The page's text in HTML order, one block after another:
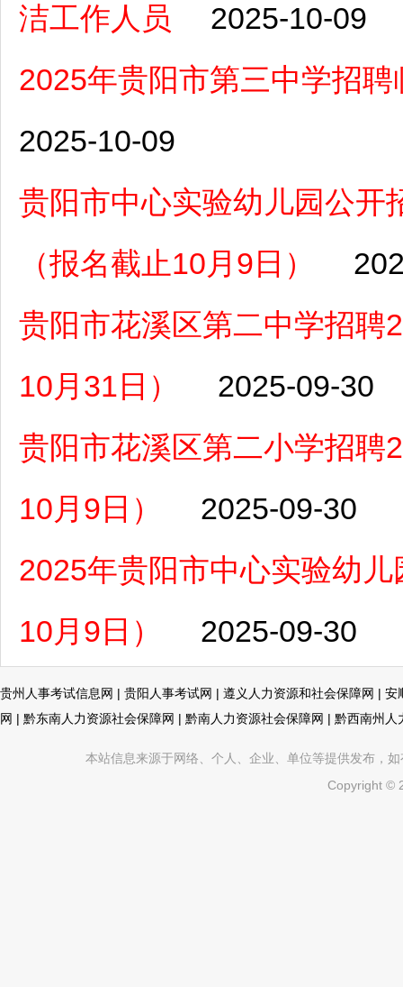
洁工作人员
2025-10-09
2025年贵阳市第三中学招
2025-10-09
贵阳市中心实验幼儿园公开
（报名截止10月9日）
贵阳市花溪区第二中学招聘
10月31日）
2025-09-30
贵阳市花溪区第二小学招聘
10月9日）
2025-09-30
2025年贵阳市中心实验幼
10月9日）
2025-09-30
贵州人事考试信息网 | 贵阳人事考试网 | 遵义人力资源和社会保障网 | 安
网 | 黔东南人力资源社会保障网 | 黔南人力资源社会保障网 | 黔西南州人
本站信息来源于网络、个人、企业、单位等提供发布，
Copyright ©